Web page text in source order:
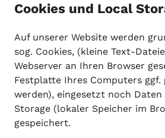
Cookies und Local
Auf unserer Website werden
sog. Cookies, (kleine Text-
Webserver an Ihren Browser
Festplatte Ihres Computers ggf.
werden), eingesetzt noch Daten
Storage (lokaler Speicher im
gespeichert.